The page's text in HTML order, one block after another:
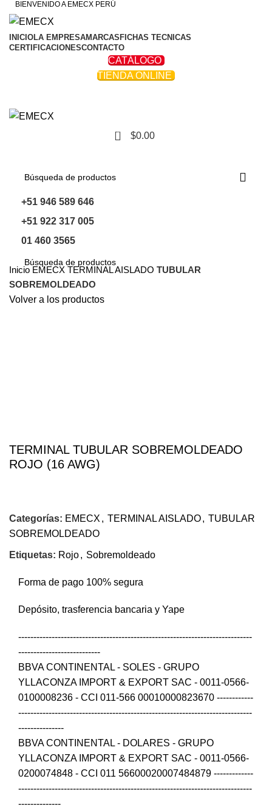
BIENVENIDO A EMECX PERÚ
INICIOLA EMPRESAMARCAS FICHAS TECNICAS
CERTIFICACIONESCONTACTO
CATÁLOGO
TIENDA ONLINE
0 $0.00
+51 946 589 646
+51 922 317 005
01 460 3565
Inicio EMECX TERMINAL AISLADO TUBULAR
SOBREMOLDEADO
Volver a los productos
TERMINAL TUBULAR SOBREMOLDEADO
ROJO (16 AWG)
Categorías: EMECX , TERMINAL AISLADO, TUBULAR
SOBREMOLDEADO
Etiquetas: Rojo, Sobremoldeado
Forma de pago 100% segura
Depósito, trasferencia bancaria y Yape
-----------------------------------------------------------------------------
---------------------------
BBVA CONTINENTAL - SOLES - GRUPO
YLLACONZA IMPORT & EXPORT SAC - 0011-0566-
0100008236 - CCI 011-566 00010000823670 ------------
-----------------------------------------------------------------------------
---------------
BBVA CONTINENTAL - DOLARES - GRUPO
YLLACONZA IMPORT & EXPORT SAC - 0011-0566-
0200074848 - CCI 011 56600020007484879 -------------
-----------------------------------------------------------------------------
--------------